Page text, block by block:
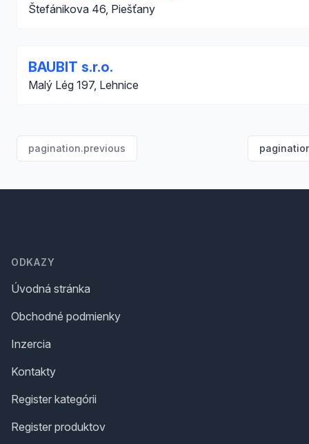
Štefánikova 46, Piešťany
BAUBIT s.r.o.
Malý Lég 197, Lehnice
pagination.previous
ODKAZY
Úvodná stránka
Obchodné podmienky
Inzercia
Kontakty
Register kategórii
Register produktov